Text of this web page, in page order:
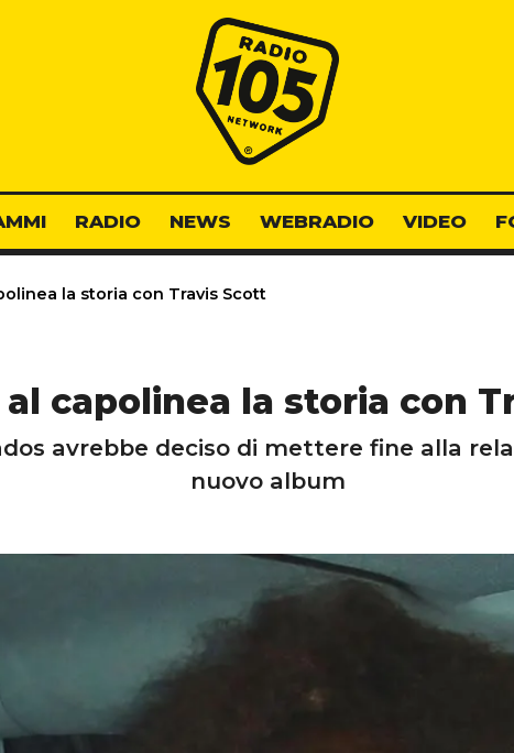
Radio 105
RADIO NEWS WEBRADIO VIDEO
la storia con Travis Scott
al capolinea la storia con
avrebbe deciso di mettere fine alla
nuovo album